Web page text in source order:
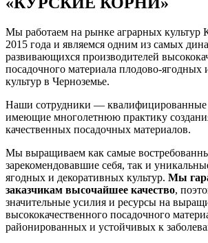
Мы работаем на рынке аграрных культур
2015 года и являемся одним из самых
развивающихся производителей
посадочного материала плодово-ягодных
культур в Черноземье.
Наши сотрудники — квалифицированные
имеющие многолетнюю практику
качественных посадочных материалов.
Мы выращиваем как самые
зарекомендовавшие себя, так и
ягодных и декоративных культур. Мы
заказчикам высочайшее качество,
значительные усилия и ресурсы на
высококачественного посадочного
районированных и устойчивых к